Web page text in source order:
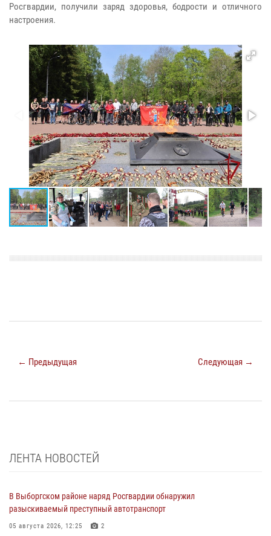
Росгвардии, получили заряд здоровья, бодрости и отличного
настроения.​​​​​​​
← Предыдущая Следующая →
ЛЕНТА НОВОСТЕЙ
В Выборгском районе наряд Росгвардии обнаружил
разыскиваемый преступный автотранспорт
05 августа 2026, 12:25 2